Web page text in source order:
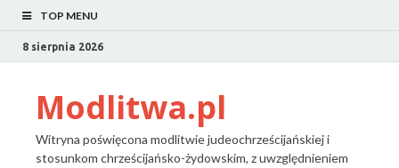
TOP MENU
8 sierpnia 2026
Modlitwa.pl
Witryna poświęcona modlitwie judeochrześcijańskiej i
stosunkom chrześcijańsko-żydowskim, z uwzględnieniem